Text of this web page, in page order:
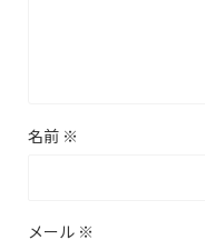
名前 ※
メール ※